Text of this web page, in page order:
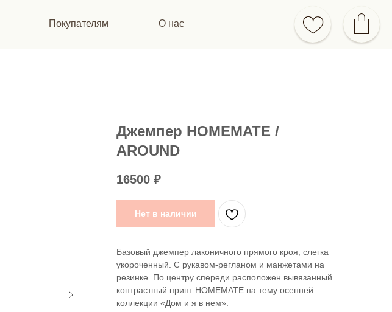
Покупателям О нас
Джемпер HOMEMATE /
AROUND
16500 ₽
Нет в наличии
Базовый джемпер лаконичного прямого кроя, слегка
укороченный. С рукавом-регланом и манжетами на
резинке. По центру спереди расположен вывязанный
контрастный принт HOMEMATE на тему осенней
коллекции «Дом и я в нем».